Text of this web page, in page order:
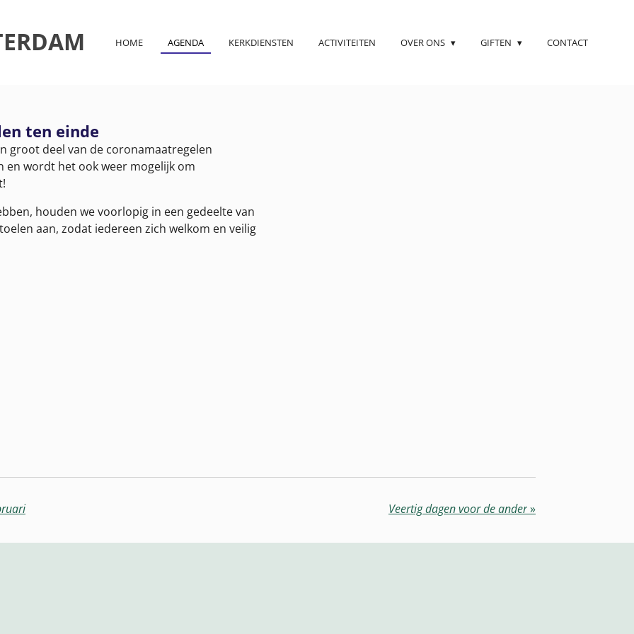
HOME AGENDA KERKDIENSTEN ACTIVITEITEN OVER ONS GIFTEN CONTACT
ten einde
groot deel van de coronamaatregelen
en wordt het ook weer mogelijk om
houden we voorlopig in een gedeelte van
aan, zodat iedereen zich welkom en veilig
Veertig dagen voor de ander»